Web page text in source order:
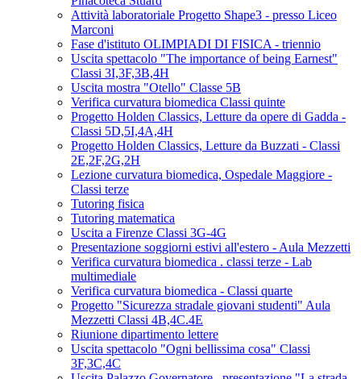
Attività laboratoriale Progetto Shape3 - presso Liceo
Marconi
Fase d'istituto OLIMPIADI DI FISICA - triennio
Uscita spettacolo "The importance of being Earnest"
Classi 3I,3F,3B,4H
Uscita mostra "Otello" Classe 5B
Verifica curvatura biomedica Classi quinte
Progetto Holden Classics, Letture da opere di Gadda -
Classi 5D,5I,4A,4H
Progetto Holden Classics, Letture da Buzzati - Classi
2E,2F,2G,2H
Lezione curvatura biomedica, Ospedale Maggiore -
Classi terze
Tutoring fisica
Tutoring matematica
Uscita a Firenze Classi 3G-4G
Presentazione soggiorni estivi all'estero - Aula Mezzetti
Verifica curvatura biomedica . classi terze - Lab
multimediale
Verifica curvatura biomedica - Classi quarte
Progetto "Sicurezza stradale giovani studenti" Aula
Mezzetti Classi 4B,4C.4E
Riunione dipartimento lettere
Uscita spettacolo "Ogni bellissima cosa" Classi
3F,3C,4C